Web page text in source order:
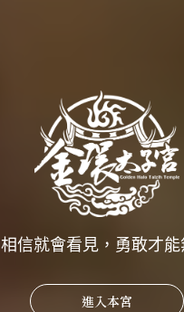
相信就會看見，勇敢才能
進入本宮